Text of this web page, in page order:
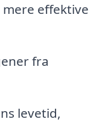
effektive
fra
levetid,